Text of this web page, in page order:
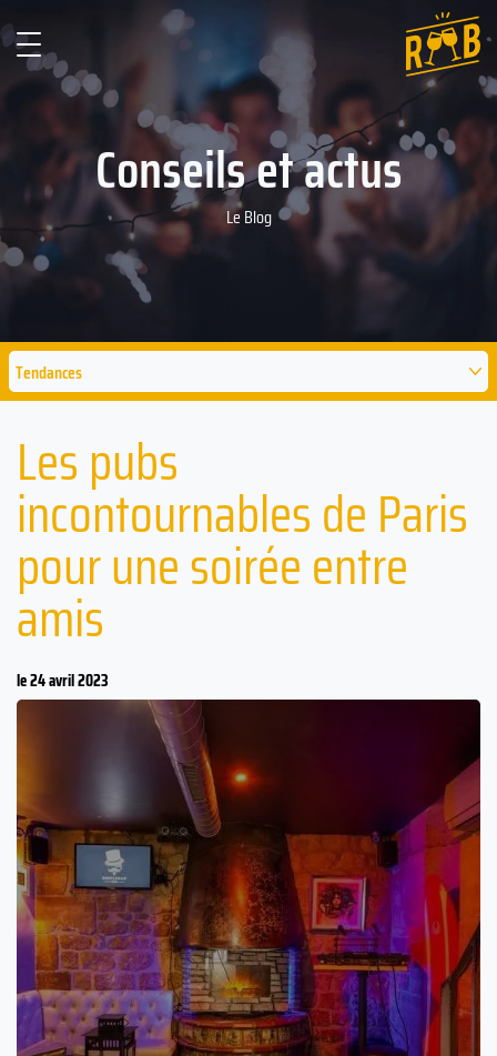
Conseils et actus
Le Blog
Tendances
Les pubs
incontournables de Paris
pour une soirée entre
amis
le 24 avril 2023